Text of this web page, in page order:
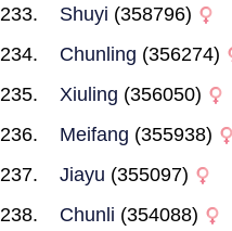
Shuyi (358796)
Chunling (356274)
Xiuling (356050)
Meifang (355938)
Jiayu (355097)
Chunli (354088)